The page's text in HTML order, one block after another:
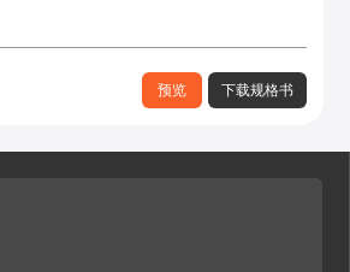
下载规格书
预览